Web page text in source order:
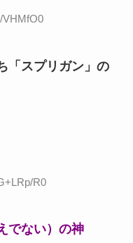
VHMfO0
「スプリガン」の
R0
でない）の神